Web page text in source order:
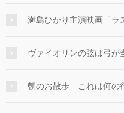
満島ひかり主演映画「ラ
ヴァイオリンの弦は弓が
朝のお散歩 これは何の